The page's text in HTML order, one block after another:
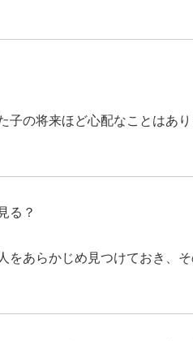
子の将来ほど心配なことはあ
る？
をあらかじめ見つけておき、